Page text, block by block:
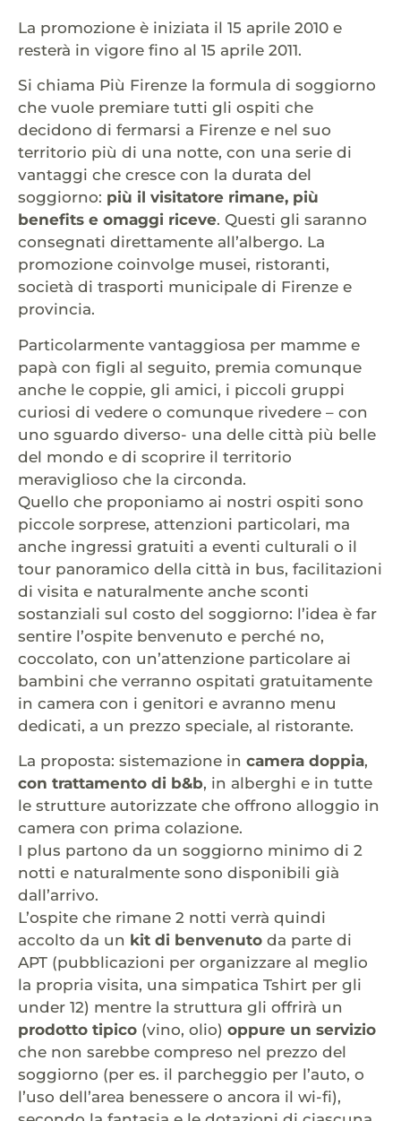
La promozione è iniziata il 15 aprile 2010 e
resterà in vigore fino al 15 aprile 2011.
Si chiama Più Firenze la formula di soggiorno
che vuole premiare tutti gli ospiti che
decidono di fermarsi a Firenze e nel suo
territorio più di una notte, con una serie di
vantaggi che cresce con la durata del
soggiorno: più il visitatore rimane, più
benefits e omaggi riceve. Questi gli saranno
consegnati direttamente all’albergo. La
promozione coinvolge musei, ristoranti,
società di trasporti municipale di Firenze e
provincia.
Particolarmente vantaggiosa per mamme e
papà con figli al seguito, premia comunque
anche le coppie, gli amici, i piccoli gruppi
curiosi di vedere o comunque rivedere – con
uno sguardo diverso- una delle città più belle
del mondo e di scoprire il territorio
meraviglioso che la circonda.
Quello che proponiamo ai nostri ospiti sono
piccole sorprese, attenzioni particolari, ma
anche ingressi gratuiti a eventi culturali o il
tour panoramico della città in bus, facilitazioni
di visita e naturalmente anche sconti
sostanziali sul costo del soggiorno: l’idea è far
sentire l’ospite benvenuto e perché no,
coccolato, con un’attenzione particolare ai
bambini che verranno ospitati gratuitamente
in camera con i genitori e avranno menu
dedicati, a un prezzo speciale, al ristorante.
La proposta: sistemazione in camera doppia,
con trattamento di b&b, in alberghi e in tutte
le strutture autorizzate che offrono alloggio in
camera con prima colazione.
I plus partono da un soggiorno minimo di 2
notti e naturalmente sono disponibili già
dall’arrivo.
L’ospite che rimane 2 notti verrà quindi
accolto da un kit di benvenuto da parte di
APT (pubblicazioni per organizzare al meglio
la propria visita, una simpatica Tshirt per gli
under 12) mentre la struttura gli offrirà un
prodotto tipico (vino, olio) oppure un servizio
che non sarebbe compreso nel prezzo del
soggiorno (per es. il parcheggio per l’auto, o
l’uso dell’area benessere o ancora il wi-fi),